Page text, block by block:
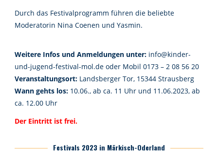
Durch das Festivalprogramm führen die beliebte
Moderatorin Nina Coenen und Yasmin.
Weitere Infos und Anmeldungen unter: info@kinder-
und-jugend-festival-mol.de oder Mobil 0173 – 2 08 56 20
Veranstaltungsort: Landsberger Tor, 15344 Strausberg
Wann gehts los: 10.06., ab ca. 11 Uhr und 11.06.2023, ab
ca. 12.00 Uhr
Der Eintritt ist frei.
Festivals 2023 in Märkisch-Oderland